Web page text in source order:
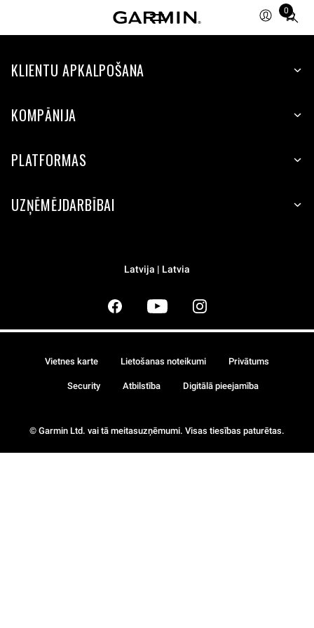
0
Total
items
cart:
KLIENTU APKALPOŠANA
KOMPĀNIJA
PLATFORMAS
UZŅĒMĒJDARBĪBAI
Latvija | Latvia
© Garmin Ltd. vai tā meitasuzņēmumi. Visas tiesības paturētas.
Vietnes karte Lietošanas noteikumi Privātums
Security Atbilstība Digitālā pieejamība